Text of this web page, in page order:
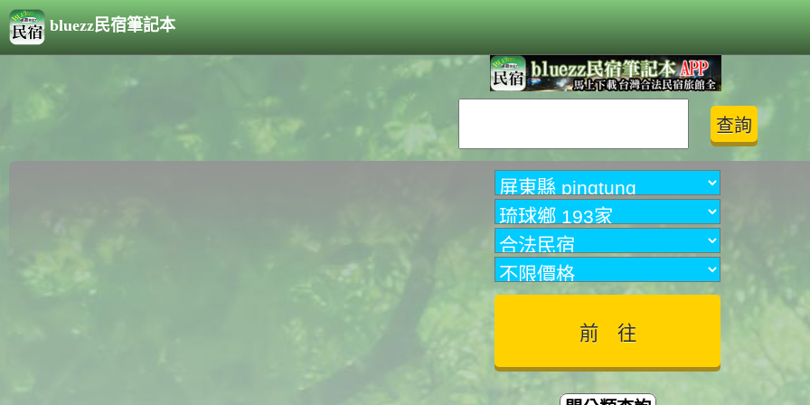
bluezz民宿筆記本